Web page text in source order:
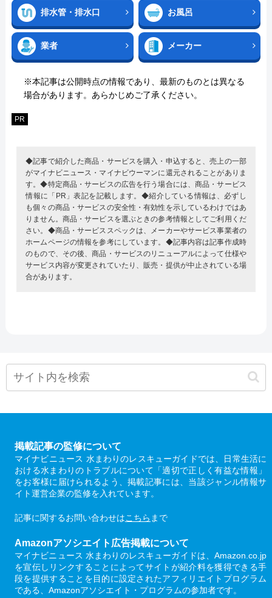
排水管・排水口 お風呂
業者 メーカー
※本記事は公開時点の情報であり、最新のものとは異なる
場合があります。あらかじめご了承ください。
PR
◆記事で紹介した商品・サービスを購入・申込すると、売上の一部
がマイナビニュース・マイナビウーマンに還元されることがありま
す。◆特定商品・サービスの広告を行う場合には、商品・サービス
情報に「PR」表記を記載します。◆紹介している情報は、必ずし
も個々の商品・サービスの安全性・有効性を示しているわけではあ
りません。商品・サービスを選ぶときの参考情報としてご利用くだ
さい。◆商品・サービススペックは、メーカーやサービス事業者の
ホームページの情報を参考にしています。◆記事内容は記事作成時
のもので、その後、商品・サービスのリニューアルによって仕様や
サービス内容が変更されていたり、販売・提供が中止されている場
合があります。
掲載記事の監修について
マイナビニュース 水まわりのレスキューガイドでは、日常生活に
おける水まわりのトラブルについて「適切で正しく有益な情報」
をお客様に届けられるよう、掲載記事には、当該ジャンル情報サ
イト運営企業の監修を入れています。
記事に関するお問い合わせはこちら まで
Amazonアソシエイト広告掲載について
マイナビニュース 水まわりのレスキューガイドは、Amazon.co.jp
を宣伝しリンクすることによってサイトが紹介料を獲得できる手
段を提供することを目的に設定されたアフィリエイトプログラム
である、Amazonアソシエイト・プログラムの参加者です。